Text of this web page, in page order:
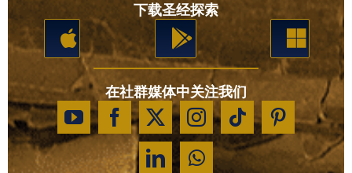
下载圣经探索
在社群媒体中关注我们